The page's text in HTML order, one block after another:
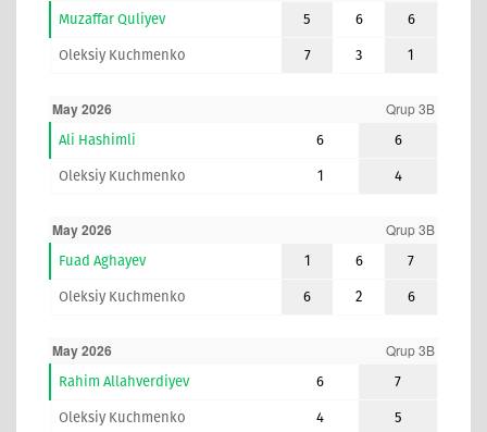
Muzaffar Quliyev 5 6 6
Oleksiy Kuchmenko 7 3 1
May 2026 Qrup 3B
Ali Hashimli 6 6
Oleksiy Kuchmenko 1 4
May 2026 Qrup 3B
Fuad Aghayev 1 6 7
Oleksiy Kuchmenko 6 2 6
May 2026 Qrup 3B
Rahim Allahverdiyev 6 7
Oleksiy Kuchmenko 4 5